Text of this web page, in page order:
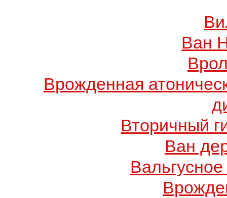
Ван
Врожденная
Вторичный
Ван